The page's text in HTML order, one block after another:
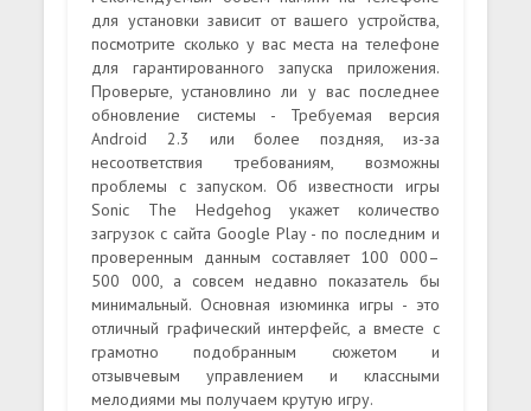
для установки зависит от вашего устройства,
посмотрите сколько у вас места на телефоне
для гарантированного запуска приложения.
Проверьте, установлино ли у вас последнее
обновление системы - Требуемая версия
Android 2.3 или более поздняя, из-за
несоответствия требованиям, возможны
проблемы с запуском. Об известности игры
Sonic The Hedgehog укажет количество
загрузок с сайта Google Play - по последним и
проверенным данным составляет 100 000–
500 000, а совсем недавно показатель бы
минимальный. Основная изюминка игры - это
отличный графический интерфейс, а вместе с
грамотно подобранным сюжетом и
отзывчевым управлением и классными
мелодиями мы получаем крутую игру.